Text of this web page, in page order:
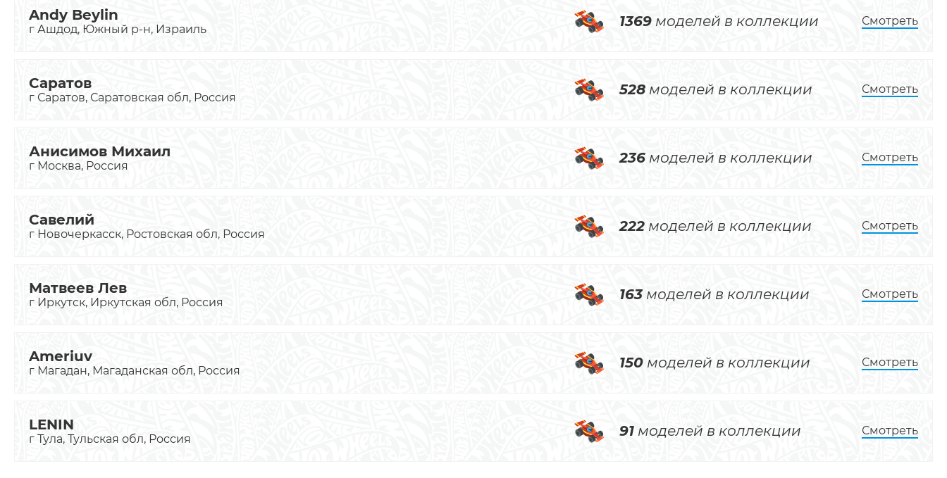
Andy Beylin
г Ашдод, Южный р-н, Израиль 1369 моделей в коллекции Смотреть
Саратов
г Саратов, Саратовская обл, Россия 528 моделей в коллекции Смотреть
Анисимов Михаил
г Москва, Россия 236 моделей в коллекции Смотреть
Савелий
г Новочеркасск, Ростовская обл, Россия 222 моделей в коллекции Смотреть
Матвеев Лев
г Иркутск, Иркутская обл, Россия 163моделей в коллекции Смотреть
Ameriuv
г Магадан, Магаданская обл, Россия 150 моделей в коллекции Смотреть
LENIN
г Тула, Тульская обл, Россия 91 моделей в коллекции Смотреть